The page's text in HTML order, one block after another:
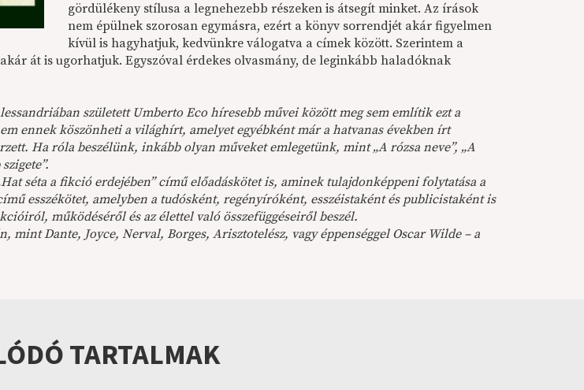
gördülékeny stílusa a legnehezebb részeken is átsegít minket. Az írások
nem épülnek szorosan egymásra, ezért a könyv sorrendjét akár figyelmen
kívül is hagyhatjuk, kedvünkre válogatva a címek között. Szerintem a
át is ugorhatjuk. Egyszóval érdekes olvasmány, de leginkább haladóknak
született Umberto Eco híresebb művei között meg sem említik ezt a
ennek köszönheti a világhírt, amelyet egyébként már a hatvanas években írt
Ha róla beszélünk, inkább olyan műveket emlegetünk, mint „A rózsa neve”, „A
séta a fikció erdejében” című előadáskötet is, aminek tulajdonképpeni folytatása a
esszékötet, amelyben a tudósként, regényíróként, esszéistaként és publicistaként is
működéséről és az élettel való összefüggéseiről beszél.
mint Dante, Joyce, Nerval, Borges, Arisztotelész, vagy éppenséggel Oscar Wilde – a
TARTALMAK